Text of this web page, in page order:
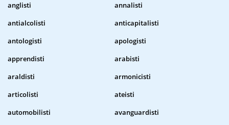
anglisti
annalisti
antialcolisti
anticapitalisti
antologisti
apologisti
apprendisti
arabisti
araldisti
armonicisti
articolisti
ateisti
automobilisti
avanguardisti